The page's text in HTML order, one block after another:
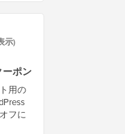
示)
ポン
用の
フに